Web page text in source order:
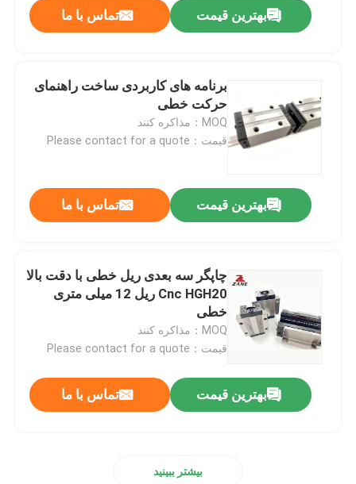
خانه
دربارهی ما
کنترل کیفیت
اخبار
همه موارد
بهترین قیمت تماس با ما
برنامه های کاربردی ساخت راهنمای
حرکت خطی
MOQ：مذاکره کنند
قیمت：Please contact for a quote
بهترین قیمت تماس با ما
چاپگر سه بعدی ریل خطی با دقت بالا
Cnc HGH20 ریل 12 میلی متری
خطی
MOQ：مذاکره کنند
قیمت：Please contact for a quote
بهترین قیمت تماس با ما
بیشتر ببینید